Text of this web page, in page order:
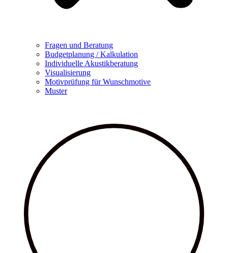
Fragen und Beratung
Budgetplanung / Kalkulation
Individuelle Akustikberatung
Visualisierung
Motivprüfung für Wunschmotive
Muster